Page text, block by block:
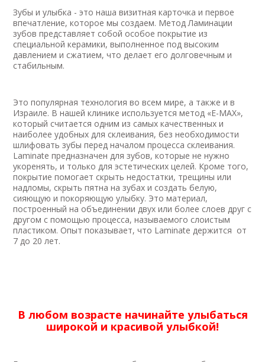
Зубы и улыбка - это наша визитная карточка и первое
впечатление, которое мы создаем. Метод Ламинации
зубов представляет собой особое покрытие из
специальной керамики, выполненное под высоким
давлением и сжатием, что делает его долговечным и
стабильным.
Это популярная технология во всем мире, а также и в
Израиле. В нашей клинике используется метод «E-MAX»,
который считается одним из самых качественных и
наиболее удобных для склеивания, без необходимости
шлифовать зубы перед началом процесса склеивания.
Laminate предназначен для зубов, которые не нужно
укоренять, и только для эстетических целей. Кроме того,
покрытие помогает скрыть недостатки, трещины или
надломы, скрыть пятна на зубах и создать белую,
сияющую и покоряющую улыбку. Это материал,
построенный на объединении двух или более слоев друг с
другом с помощью процесса, называемого слоистым
пластиком. Опыт показывает, что Laminate держится от
7 до 20 лет.
В любом возрасте начинайте улыбаться
широкой и красивой улыбкой!